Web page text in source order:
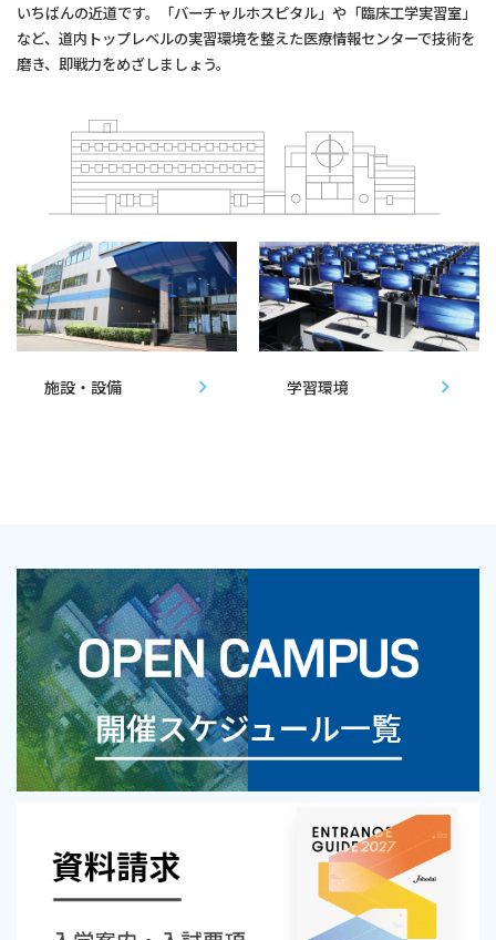
いちばんの近道です。「バーチャルホスピタル」や「臨床工学実習室」
など、道内トップレベルの実習環境を整えた医療情報センターで技術を
磨き、即戦力をめざしましょう。
施設・設備 学習環境